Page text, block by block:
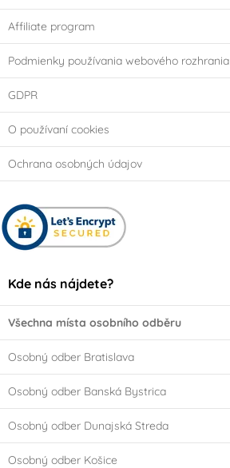
Affiliate program
Podmienky používania webového rozhrania
GDPR
O používaní cookies
Ochrana osobných údajov
Kde nás nájdete?
Všechna místa osobního odběru
Osobný odber Bratislava
Osobný odber Banská Bystrica
Osobný odber Dunajská Streda
Osobný odber Košice